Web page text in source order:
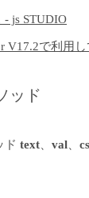
- js STUDIO
V17.2で利用
ッド
ド text、 val、